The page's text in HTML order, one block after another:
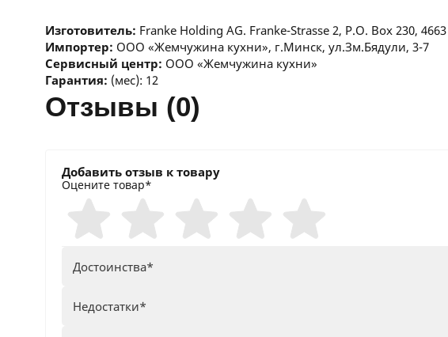
Изготовитель: Franke Holding AG. Franke-Strasse 2, P.O. Box 230,
Импортер: ООО «Жемчужина кухни», г.Минск, ул.Зм.Бядули, 3-7
Сервисный центр: ООО «Жемчужина кухни»
Гарантия: (мес): 12
отзывы (0)
Добавить отзыв к товару
Оцените товар*